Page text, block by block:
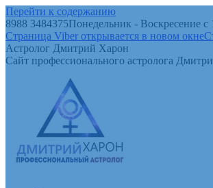
Перейти к содержанию
8988 3484375Понедельник - Воскресение с
Страница Viber открывается в новом окне
Астролог Дмитрий Харон
Сайт профессионального астролога